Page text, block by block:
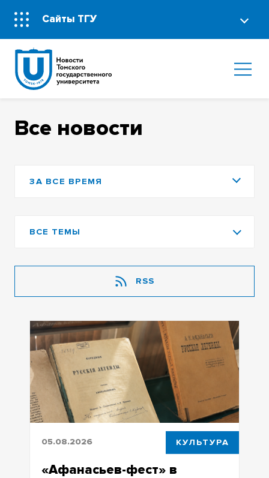
Сайты ТГУ
Все новости
ЗА ВСЕ ВРЕМЯ
ВСЕ ТЕМЫ
RSS
05.08.2026 КУЛЬТУРА
«Афанасьев-фест» в